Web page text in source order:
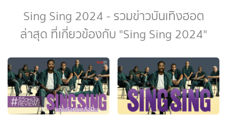
Sing Sing 2024 - รวมข่าวบันเทิงฮอต
ล่าสุด ที่เกี่ยวข้องกับ "Sing Sing 2024"